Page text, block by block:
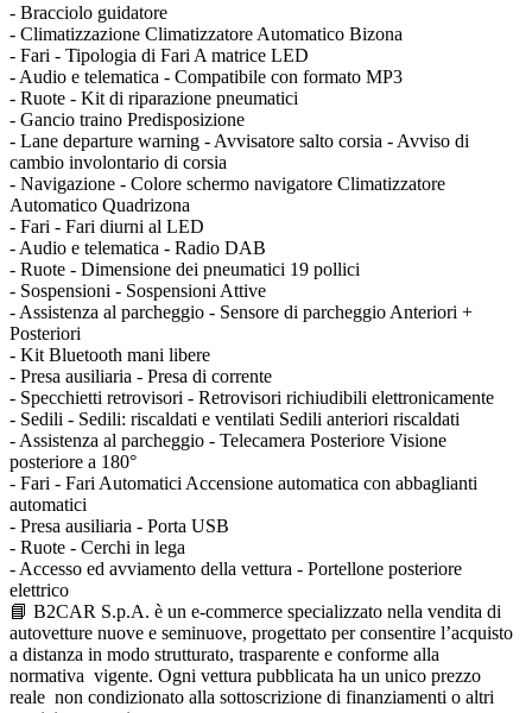
- Bracciolo guidatore
- Climatizzazione Climatizzatore Automatico Bizona
- Fari - Tipologia di Fari A matrice LED
- Audio e telematica - Compatibile con formato MP3
- Ruote - Kit di riparazione pneumatici
- Gancio traino Predisposizione
- Lane departure warning - Avvisatore salto corsia - Avviso di
cambio involontario di corsia
- Navigazione - Colore schermo navigatore Climatizzatore
Automatico Quadrizona
- Fari - Fari diurni al LED
- Audio e telematica - Radio DAB
- Ruote - Dimensione dei pneumatici 19 pollici
- Sospensioni - Sospensioni Attive
- Assistenza al parcheggio - Sensore di parcheggio Anteriori +
Posteriori
- Kit Bluetooth mani libere
- Presa ausiliaria - Presa di corrente
- Specchietti retrovisori - Retrovisori richiudibili elettronicamente
- Sedili - Sedili: riscaldati e ventilati Sedili anteriori riscaldati
- Assistenza al parcheggio - Telecamera Posteriore Visione
posteriore a 180°
- Fari - Fari Automatici Accensione automatica con abbaglianti
automatici
- Presa ausiliaria - Porta USB
- Ruote - Cerchi in lega
- Accesso ed avviamento della vettura - Portellone posteriore
elettrico
📘 B2CAR S.p.A. è un e-commerce specializzato nella vendita di
autovetture nuove e seminuove, progettato per consentire l’acquisto
a distanza in modo strutturato, trasparente e conforme alla
normativa vigente. Ogni vettura pubblicata ha un unico prezzo
reale non condizionato alla sottoscrizione di finanziamenti o altri